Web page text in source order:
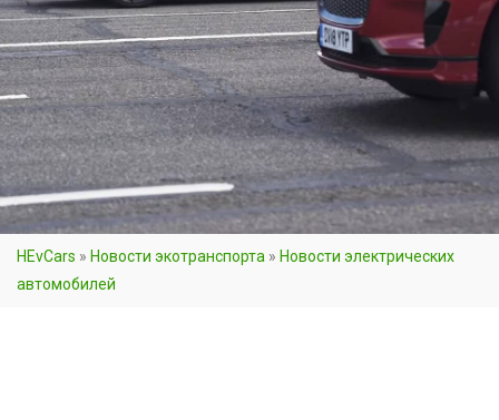
HEvCars » Новости экотранспорта » Новости электрических
автомобилей